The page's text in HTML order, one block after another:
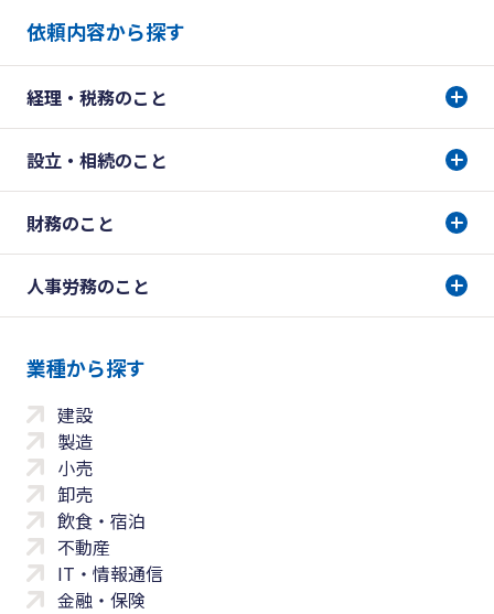
依頼内容から探す
経理・税務のこと
設立・相続のこと
財務のこと
人事労務のこと
業種から探す
建設
製造
小売
卸売
飲食・宿泊
不動産
IT・情報通信
金融・保険